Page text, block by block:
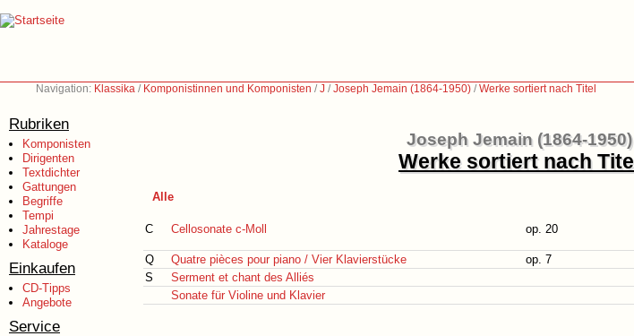
Navigation: Klassika / Komponistinnen und Komponisten /J /Joseph Jemain (1864-1950) /Werke sortiert nach Titel
Rubriken
Komponisten
Dirigenten
Textdichter
Gattungen
Begriffe
Tempi
Jahrestage
Kataloge
Einkaufen
CD-Tipps
Angebote
Service
Joseph Jemain (1864-1950)
Werke sortiert nach
Alle
C Cellosonate c-Moll
op. 20
Q Quatre pièces pour piano / Vier Klavierstücke op. 7
S
Serment et chant des Alliés
Sonate für Violine und Klavier